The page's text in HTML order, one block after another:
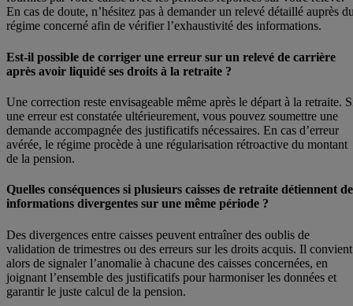
En cas de doute, n’hésitez pas à demander un relevé détaillé auprès
régime concerné afin de vérifier l’exhaustivité des informations.
Est-il possible de corriger une erreur sur un relevé de carrière
après avoir liquidé ses droits à la retraite ?
Une correction reste envisageable même après le départ à la retraite.
une erreur est constatée ultérieurement, vous pouvez soumettre une
demande accompagnée des justificatifs nécessaires. En cas d’erreur
avérée, le régime procède à une régularisation rétroactive du montant
de la pension.
Quelles conséquences si plusieurs caisses de retraite détiennent
informations divergentes sur une même période ?
Des divergences entre caisses peuvent entraîner des oublis de
validation de trimestres ou des erreurs sur les droits acquis. Il convient
alors de signaler l’anomalie à chacune des caisses concernées, en
joignant l’ensemble des justificatifs pour harmoniser les données et
garantir le juste calcul de la pension.